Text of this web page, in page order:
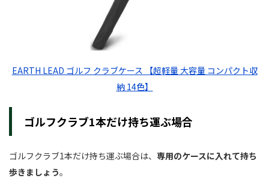
EARTH LEAD ゴルフ クラブケース 【超軽量 大容量 コンパクト収
納 14色】
ゴルフクラブ1本だけ持ち運ぶ場合
ゴルフクラブ1本だけ持ち運ぶ場合は、 専用のケースに入れて持ち
歩きましょう。